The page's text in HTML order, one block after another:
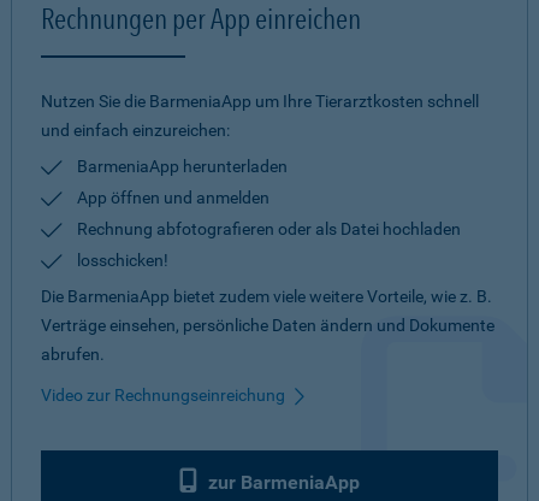
Rechnungen per App einreichen
Nutzen Sie die BarmeniaApp um Ihre Tierarztkosten schnell
und einfach einzureichen:
BarmeniaApp herunterladen
App öffnen und anmelden
Rechnung abfotografieren oder als Datei hochladen
losschicken!
Die BarmeniaApp bietet zudem viele weitere Vorteile, wie z. B.
Verträge einsehen, persönliche Daten ändern und Dokumente
abrufen.
Video zur Rechnungseinreichung
zur BarmeniaApp